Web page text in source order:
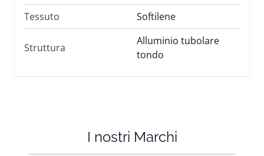
Tessuto Softilene
Struttura
Alluminio tubolare
tondo
I nostri Marchi